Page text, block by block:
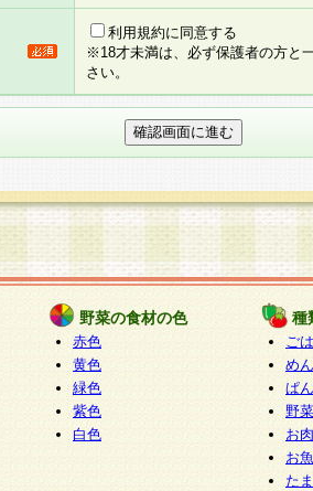
の事前の承諾を得ることなく、当
て、本規約を任意に制定、変更ま
す。改定後の本規約等は、本規約
きに、その 他の諸規定については
じるものとします。
員登録希望者による会員登録手続
会員登録の承認が完了した時点で会
れ、会員に対して適用されるもの
する個人情報は、すべて会員登録
いたものと考えております。従っ
の提供を希望されない場合には、
しません が、提供されないこと
等をご利用いただけない場合があ
利用規約に同意する
※18才未満は、必ず保護者の方と
さい。
野菜の食材の色
赤色
黄色
緑色
紫色
白色
種
ご
めん
ぱん
野
お
お
た